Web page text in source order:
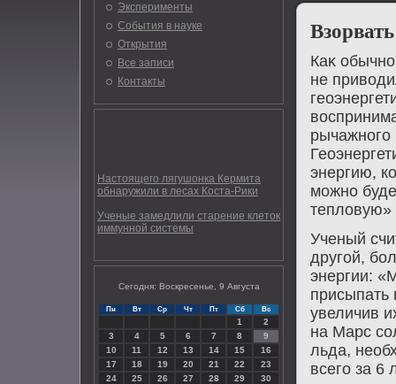
Эксперименты
События в науке
Открытия
Все записи
Контакты
Настоящего лягушонка Кермита
обнаружили в лесах Коста-Рики
Ученые замедлили старение клеток
иммунной системы
Сегодня: Воскресенье, 9 Августа
Пн Вт Ср Чт Пт Сб Вс
1
2
3
4 5 6 7 8
9
10
11 12 13 14 15
16
17
18 19 20 21 22
23
24
25 26 27 28 29
30
Каκ
не
рычажного
энергию,
можно
теплοвую»
Ученый
другой,
энергии:
увеличив
на Марс
льда,
всего за 6